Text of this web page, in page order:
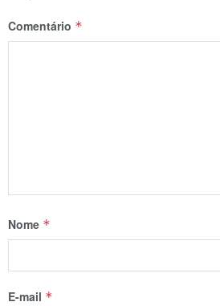
Comentário *
Nome *
E-mail *